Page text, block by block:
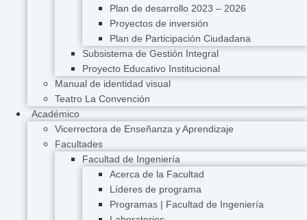
Plan de desarrollo 2023 – 2026
Proyectos de inversión
Plan de Participación Ciudadana
Subsistema de Gestión Integral
Proyecto Educativo Institucional
Manual de identidad visual
Teatro La Convención
Académico
Vicerrectora de Enseñanza y Aprendizaje
Facultades
Facultad de Ingeniería
Acerca de la Facultad
Líderes de programa
Programas | Facultad de Ingeniería